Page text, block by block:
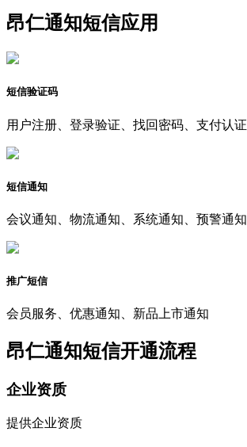
昂仁通知短信应用
短信验证码
用户注册、登录验证、找回密码、支付认证
短信通知
会议通知、物流通知、系统通知、预警通知
推广短信
会员服务、优惠通知、新品上市通知
昂仁通知短信开通流程
企业资质
提供企业资质